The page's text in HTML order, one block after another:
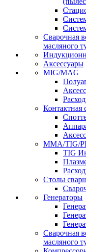
Сварочная
масляного
Аксессуары
MIG/MAG
Контактная
MMA/TIG/
TIG
Столы
Генераторы
Сварочная
масляного